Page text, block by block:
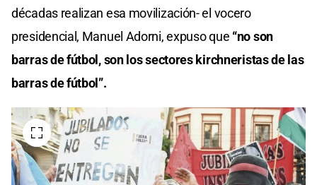
décadas realizan esa movilización- el vocero
presidencial, Manuel Adorni, expuso que “no son
barras de fútbol, son los sectores kirchneristas de las
barras de fútbol”.